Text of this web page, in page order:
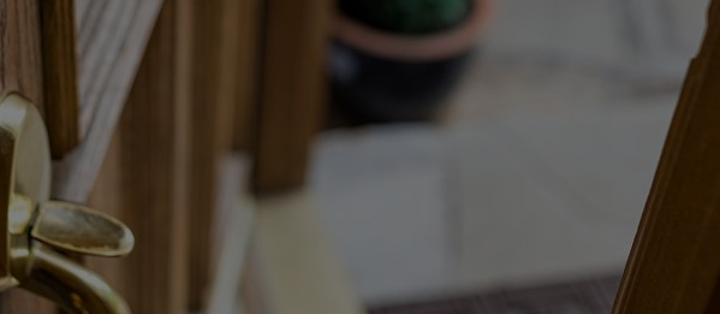
Lista Zaufanych Partnerów